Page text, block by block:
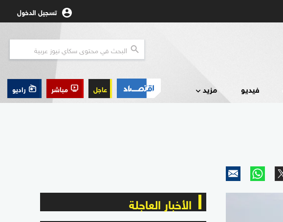
تسجيل الدخول
فيديو مزيد عاجل مباشر راديو
الأخبار العاجلة